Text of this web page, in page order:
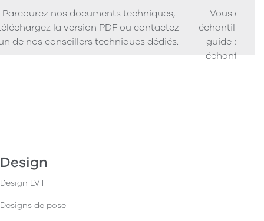
Parcourez nos documents techniques,
la version PDF ou contactez
de nos conseillers techniques dédiés.
Vous
échantillons
guide
Design
Design LVT
Designs de pose